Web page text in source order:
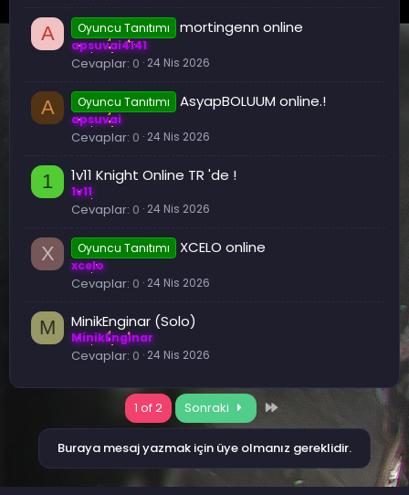
A Oyuncu Tanıtımı mortingenn online
apsuvai4141
Cevaplar 0 24 Nis 2026
A Oyuncu Tanıtımı AsyapBOLUUM online.!
apsuvai
Cevaplar 0 24 Nis 2026
1 1v11 Knight Online TR 'de !
1v11
Cevaplar 0 24 Nis 2026
X Oyuncu Tanıtımı XCELO online
xcelo
Cevaplar 0 24 Nis 2026
M MinikEnginar (Solo)
MinikEnginar
Cevaplar 0 24 Nis 2026
1 of 2 Sonraki Son
Buraya mesaj yazmak için üye olmanız gereklidir.